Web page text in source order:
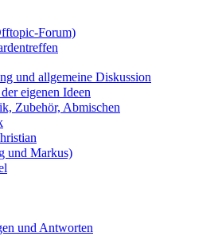
Forum)
und allgemeine Diskussion
eigenen Ideen
Zubehör, Abmischen
und Markus)
und Antworten